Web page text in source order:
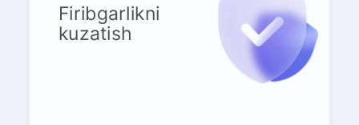
Firibgarlikni
kuzatish